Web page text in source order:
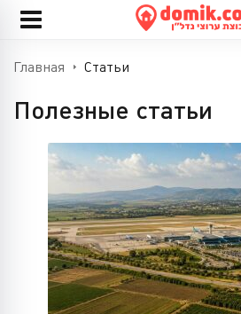
Главная Статьи
Полезные статьи